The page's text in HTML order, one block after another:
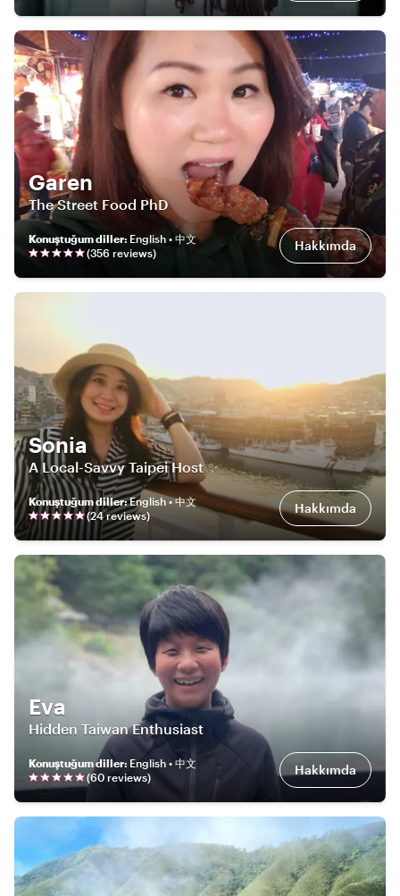
Garen
The Street Food PhD
Konuştuğum diller: English • 中文
(356 reviews) Hakkımda
Sonia
A Local-Savvy Taipei Host ✨
Konuştuğum diller:English • 中文
(24reviews) Hakkımda
Eva
Hidden Taiwan Enthusiast
Konuştuğum diller: English • 中文
(60 reviews) Hakkımda